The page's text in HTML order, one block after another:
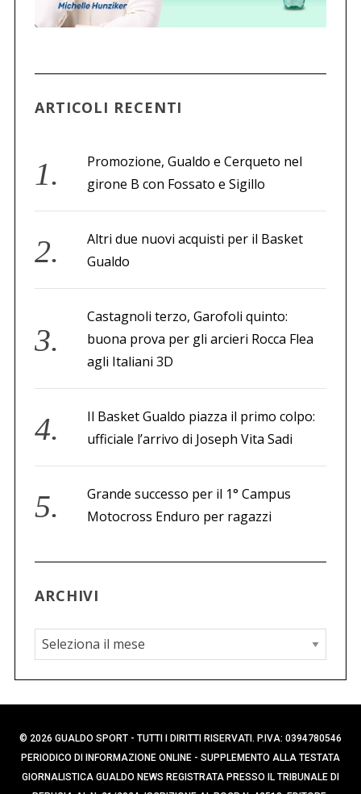
ARTICOLI RECENTI
Promozione, Gualdo e Cerqueto nel
girone B con Fossato e Sigillo
Altri due nuovi acquisti per il Basket
Gualdo
Castagnoli terzo, Garofoli quinto:
buona prova per gli arcieri Rocca Flea
agli Italiani 3D
Il Basket Gualdo piazza il primo colpo:
ufficiale l’arrivo di Joseph Vita Sadi
Grande successo per il 1° Campus
Motocross Enduro per ragazzi
ARCHIVI
A
r
c
h
i
v
i
© 2026 GUALDO SPORT - TUTTI I DIRITTI RISERVATI. P.IVA: 0394780546
PERIODICO DI INFORMAZIONE ONLINE - SUPPLEMENTO ALLA TESTATA
GIORNALISTICA GUALDO NEWS REGISTRATA PRESSO IL TRIBUNALE DI